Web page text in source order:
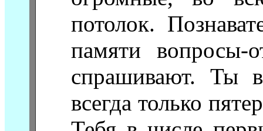
потолок.
памяти вопросы-
спрашивают. Ты
всегда только